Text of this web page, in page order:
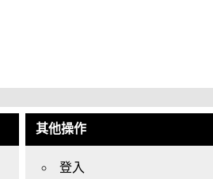
其他操作
登入